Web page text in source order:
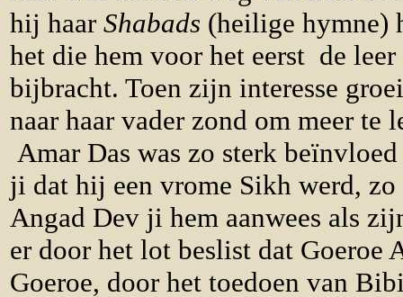
hij haar Shabads (heilige hymne)
het die hem voor het eerst de
bijbracht. Toen zijn interesse
naar haar vader zond om meer te
Amar Das was zo sterk
ji dat hij een vrome Sikh werd,
Angad Dev ji hem aanwees als
er door het lot beslist dat Goeroe
Goeroe, door het toedoen van